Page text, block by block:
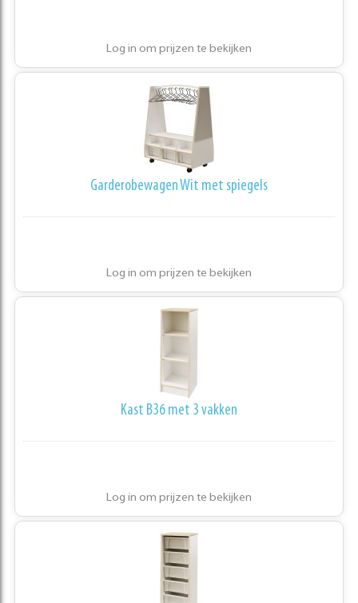
Log in om prijzen te bekijken
Garderobewagen Wit met spiegels
Log in om prijzen te bekijken
Kast B36 met 3 vakken
Log in om prijzen te bekijken